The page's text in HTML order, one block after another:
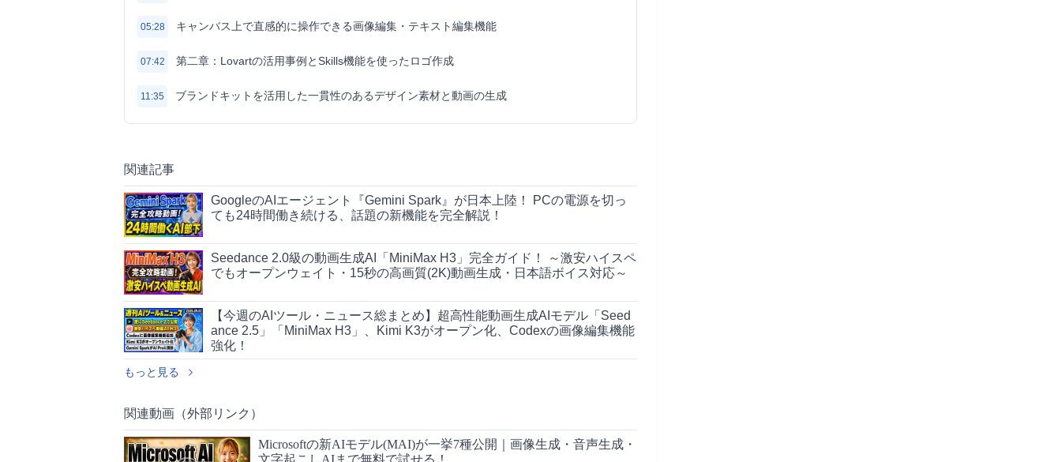
05:28 キャンバス上で直感的に操作できる画像編集・テキスト編集機能
07:42 第二章：Lovartの活用事例とSkills機能を使ったロゴ作成
11:35 ブランドキットを活用した一貫性のあるデザイン素材と動画の生成
関連記事
GoogleのAIエージェント『Gemini Spark』が日本上陸！ PCの電源を切っ
ても24時間働き続ける、話題の新機能を完全解説！
Seedance 2.0級の動画生成AI「MiniMax H3」完全ガイド！ ～激安ハイスペ
でもオープンウェイト・15秒の高画質(2K)動画生成・日本語ボイス対応～
【今週のAIツール・ニュース総まとめ】超高性能動画生成AIモデル「Seed
ance 2.5」「MiniMax H3」、Kimi K3がオープン化、Codexの画像編集機能
強化！
もっと見る
関連動画（外部リンク）
Microsoftの新AIモデル(MAI)が一挙7種公開｜画像生成・音声生成・
文字起こしAIまで無料で試せる！